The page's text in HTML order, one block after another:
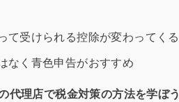
て受けられる控除が変わってくる
なく青色申告がおすすめ
代理店で税金対策の方法を学ぼう